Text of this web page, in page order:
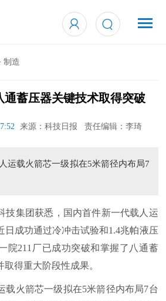
制造
通蓄压器关键技术取得突破
来源：科技日报 责任编辑：李琦
运载火箭芯一级拟在5米箭径内布局7
集团获悉，国内首件新一代载人运
日成功通过冷冲击试验和1.4兆帕液压
院211厂已成功突破和掌握了八通蓄
得重大阶段性成果。
火箭芯一级拟在5米箭径内布局7台